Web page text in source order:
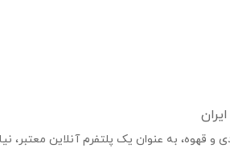
به عنوان یک پلتفرم آنلاین معتبر،